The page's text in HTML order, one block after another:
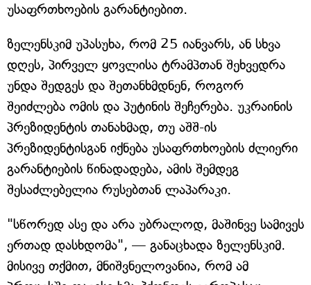
უსაფრთხოების გარანტიებით.
ზელენსკიმ უპასუხა, რომ 25 იანვარს, ან სხვა
დღეს, პირველ ყოვლისა ტრამპთან შეხვედრა
უნდა შედგეს და შეთანხმდნენ, როგორ
შეიძლება ომის და პუტინის შეჩერება. უკრაინის
პრეზიდენტის თანახმად, თუ აშშ-ის
პრეზიდენტისგან იქნება უსაფრთხოების ძლიერი
გარანტიების წინადადება, ამის შემდეგ
შესაძლებელია რუსებთან ლაპარაკი.
"სწორედ ასე და არა უბრალოდ, მაშინვე სამივეს
ერთად დასხდომა", — განაცხადა ზელენსკიმ.
მისივე თქმით, მნიშვნელოვანია, რომ ამ